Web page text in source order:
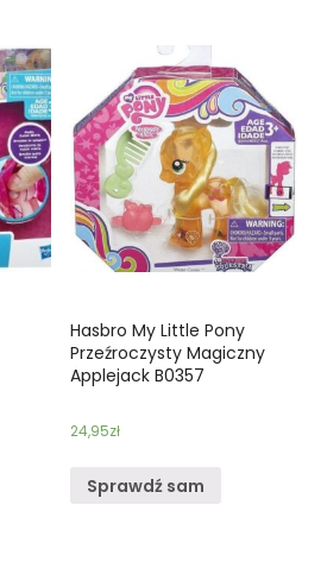
Hasbro My Little Pony
Przeźroczysty Magiczny
Applejack B0357
24,95zł
Sprawdź sam